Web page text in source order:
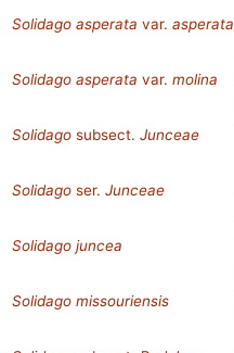
Solidago asperata var. asperata
Solidago asperata var. molina
Solidago subsect. Junceae
Solidago ser. Junceae
Solidago juncea
Solidago missouriensis